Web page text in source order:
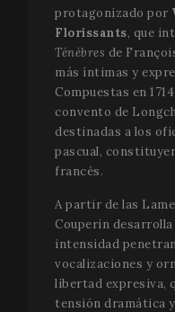
protagonizado por
Florissants, que
Ténèbres de
más íntimas y
Compuestas en
convento de
destinadas a los
pascual,
francés.
A partir de las
Couperin
intensidad
vocalizaciones y
libertad expresiva,
tensión dramática